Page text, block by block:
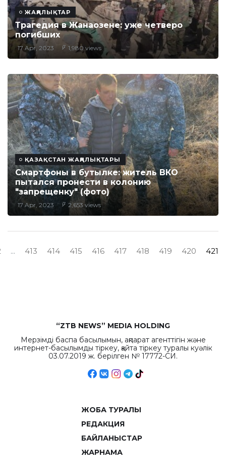
ЖАҢАЛЫҚТАР
Трагедия в Жанаозене: уже четверо
погибших
17 Apr, 2023 1,980 views
ҚАЗАҚСТАН ЖАҢАЛЫҚТАРЫ
Смартфоны в бутылке: житель ВКО
пытался пронести в колонию
"запрещенку" (фото)
17 Apr, 2023 2,653 views
... 413 414 415 416 417 418 419 420 421
“ZTB NEWS” MEDIA HOLDING
Мерзімді баспа басылымын, ақпарат агенттігін және
интернет-басылымды тіркеу, қайта тіркеу туралы куәлік
03.07.2019 ж. берілген № 17772-СИ.
ЖОБА ТУРАЛЫ
РЕДАКЦИЯ
БАЙЛАНЫСТАР
ЖАРНАМА